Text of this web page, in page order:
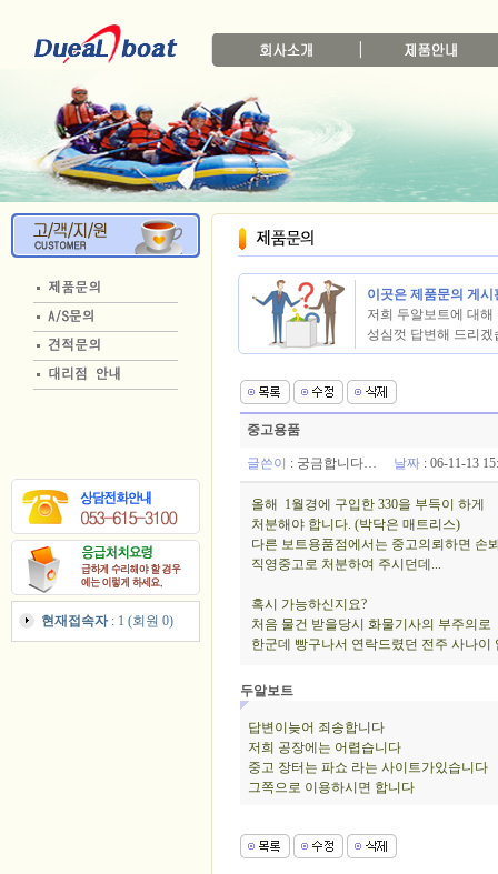
현재접속자: 1 (회원 0)
이곳은 제품문의 게시
저희 두알보트에 대
성심껏 답변해 드리겠
중고용품
글쓴이 : 궁금합니다… 날짜: 06-11-13
올해 1월경에 구입한 330을 부득이 하게
처분해야 합니다. (박닥은 매트리스)
다른 보트용품점에서는 중고의뢰하면 손
직영중고로 처분하여 주시던데...
혹시 가능하신지요?
처음 물건 받을당시 화물기사의 부주의로
한군데 빵구나서 연락드렸던 전주 사나이
두알보트
답변이늦어 죄송합니다
저희 공장에는 어렵습니다
중고 장터는 파쇼 라는 사이트가있습니다
그쪽으로 이용하시면 합니다